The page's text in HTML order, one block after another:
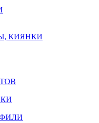
КИЯНКИ